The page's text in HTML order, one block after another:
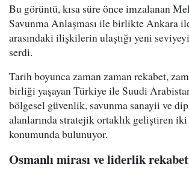
Bu görüntü, kısa süre önce imzalanan
Savunma Anlaşması ile birlikte Ankara
arasındaki ilişkilerin ulaştığı yeni
serdi.
Tarih boyunca zaman zaman rekabet,
birliği yaşayan Türkiye ile Suudi
bölgesel güvenlik, savunma sanayii ve
alanlarında stratejik ortaklık geliştiren
konumunda bulunuyor.
Osmanlı mirası ve liderlik